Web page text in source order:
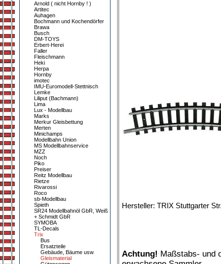
Arnold ( nicht Hornby ! )
Artitec
Auhagen
Bochmann und Kochendörfer
Brawa
Busch
DM-TOYS
Erbert-Herei
Faller
Fleischmann
Heki
Herpa
Hornby
imotec
IMU-Euromodell-Stettnisch
Lemke
Liliput (Bachmann)
Lima
Lux - Modellbau
Marks
Merkur Gleisbettung
Merten
Minichamps
Modellbahn Union
MS Modellbahnservice
MZZ
Noch
Piko
Preiser
Reitz Modellbau
Rietze
Rivarossi
Roco
sb-Modellbau
Spieth
SR24 Modellbahnöl GbR, Weiß
+ Schmidt GbR
SYMOBA
TL-Decals
Trix
Bus
Ersatzteile
Gebäude, Bäume usw
Gleismaterial
Hersteller: TRIX Stuttgarter
Achtung! Maßstabs- und